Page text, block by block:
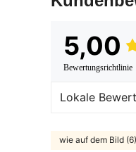
5,00
Bewertungsrichtlinie
Lokale
wie auf dem Bild (6)